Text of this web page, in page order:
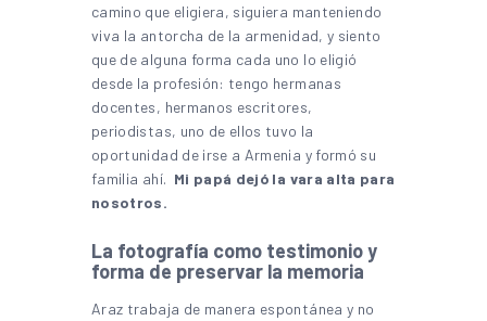
camino que eligiera, siguiera manteniendo
viva la antorcha de la armenidad, y siento
que de alguna forma cada uno lo eligió
desde la profesión: tengo hermanas
docentes, hermanos escritores,
periodistas, uno de ellos tuvo la
oportunidad de irse a Armenia y formó su
familia ahí. Mi papá dejó la vara alta para
nosotros.
La fotografía como testimonio y
forma de preservar la memoria
Araz trabaja de manera espontánea y no